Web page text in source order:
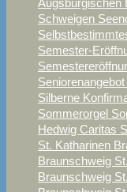
Augsburgischen
Schweigen
Semester-
Seniorenangebot
Silberne
Sommerorgel
Hedwig Caritas
St. Katharinen
Braunschweig
Braunschweig